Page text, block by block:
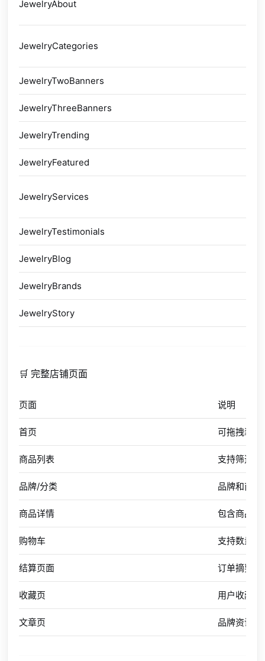
JewelryAbout
JewelryCategories
JewelryTwoBanners
JewelryThreeBanners
JewelryTrending
JewelryFeatured
JewelryServices
JewelryTestimonials
JewelryBlog
JewelryBrands
JewelryStory
🛒 完整店铺页面
页面 说明
首页 可拖拽装修
商品列表 支持筛选
品牌/分类 品牌和商品
商品详情 包含商品信
购物车 支持数量
结算页面 订单摘要与
收藏页 用户收藏的
文章页 品牌资讯/